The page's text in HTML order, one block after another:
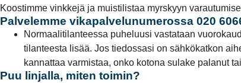
Koostimme vinkkejä ja muistilistaa myrskyyn
Palvelemme vikapalvelunumerossa 020
Normaalitilanteessa puheluusi vastataan
tilanteesta lisää. Jos tiedossasi on sähkökatkon
kannattaa varmistaa, onko kotona sulake palanut
Puu linjalla, miten toimin?